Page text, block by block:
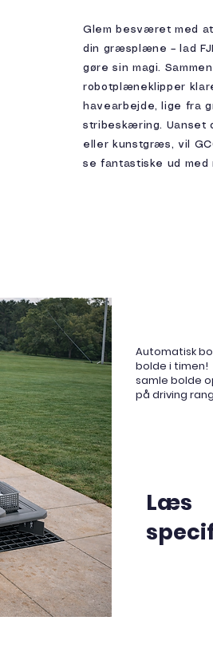
Glem besværet med
din græsplæne – lad
gøre sin magi. Sammen
robotplæneklipper
havearbejde, lige fra
stribeskæring. Uanset
eller kunstgræs, vil
se fantastiske ud med
Automatisk
bolde i
samle bolde
på driving
Læs